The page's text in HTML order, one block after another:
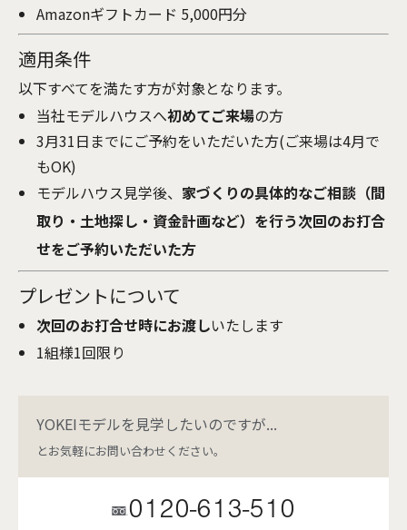
Amazonギフトカード 5,000円分
適用条件
以下すべてを満たす方が対象となります。
当社モデルハウスへ初めてご来場の方
3月31日までにご予約をいただいた方(ご来場は4月で
もOK)
モデルハウス見学後、 家づくりの具体的なご相談（間
取り・土地探し・資金計画など）を行う次回のお打合
せをご予約いただいた方
プレゼントについて
次回のお打合せ時にお渡しいたします
1組様1回限り
YOKEIモデルを見学したいのですが...
とお気軽にお問い合わせください。
0120-613-510